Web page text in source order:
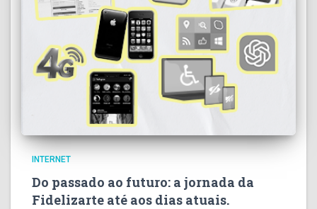
INTERNET
Do passado ao futuro: a jornada da
Fidelizarte até aos dias atuais.